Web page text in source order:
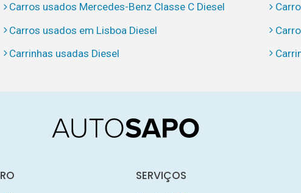
Carros usados Mercedes-Benz Classe C Diesel
Carros usados em Lisboa Diesel
Carrinhas usadas Diesel
SERVIÇOS